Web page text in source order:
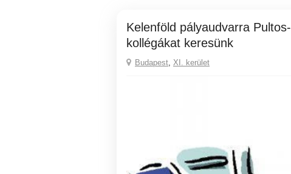
Kelenföld pályaudvarra Pultos-kasszás
kollégákat keresünk
Budapest, XI. kerület